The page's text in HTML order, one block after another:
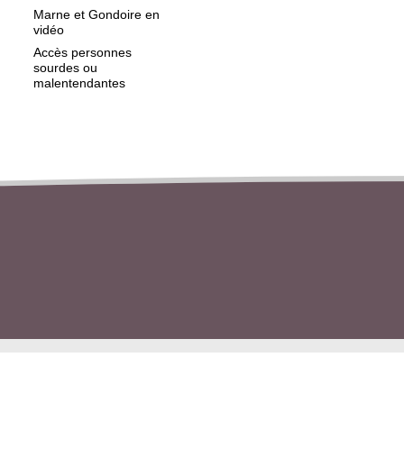
Marne et Gondoire en
vidéo
Accès personnes
sourdes ou
malentendantes